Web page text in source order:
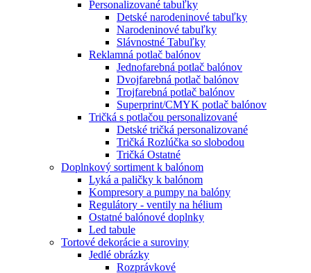
Personalizované tabuľky
Detské narodeninové tabuľky
Narodeninové tabuľky
Slávnostné Tabuľky
Reklamná potlač balónov
Jednofarebná potlač balónov
Dvojfarebná potlač balónov
Trojfarebná potlač balónov
Superprint/CMYK potlač balónov
Tričká s potlačou personalizované
Detské tričká personalizované
Tričká Rozlúčka so slobodou
Tričká Ostatné
Doplnkový sortiment k balónom
Lyká a paličky k balónom
Kompresory a pumpy na balóny
Regulátory - ventily na hélium
Ostatné balónové doplnky
Led tabule
Tortové dekorácie a suroviny
Jedlé obrázky
Rozprávkové